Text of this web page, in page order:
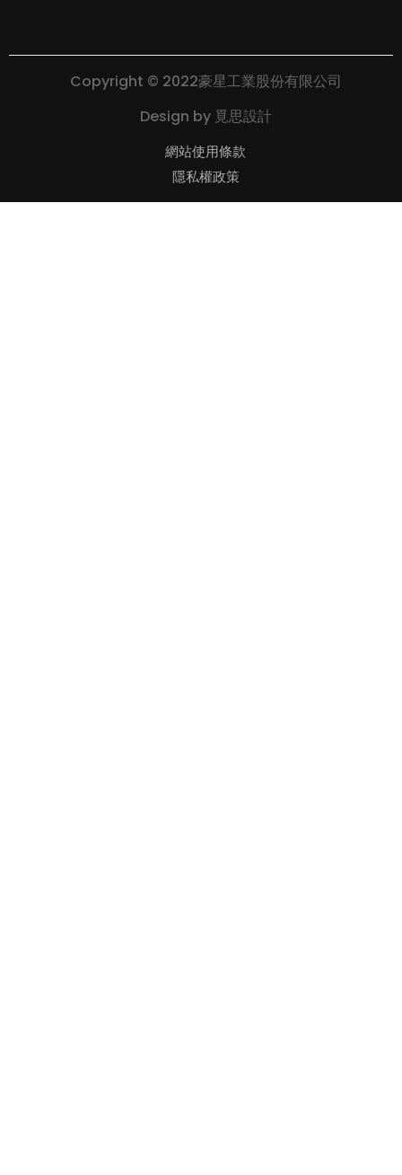
Copyright © 2022豪星工業股份有限公司
Design by 覓思設計
網站使用條款
隱私權政策